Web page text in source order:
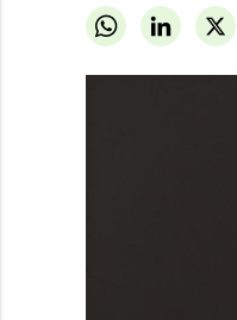
WhatsAppLinkedInX